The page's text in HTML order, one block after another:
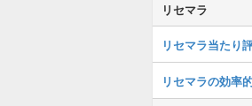
リセマラ
リセマラ当たり
リセマラの効率